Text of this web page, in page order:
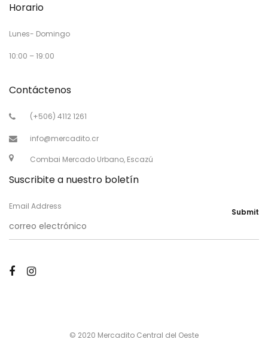
Horario
Lunes- Domingo
10:00 – 19:00
Contáctenos
(+506) 4112 1261
info@mercadito.cr
Combai Mercado Urbano, Escazú
Suscribite a nuestro boletín
Email Address
Submit
© 2020 Mercadito Central del Oeste